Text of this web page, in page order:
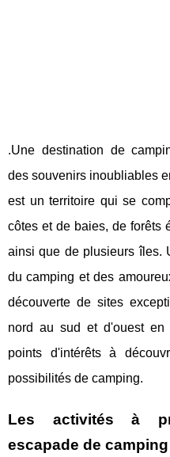
.Une destination de
des souvenirs inoubliables
est un territoire qui se
côtes et de baies, de forêts
ainsi que de plusieurs îles.
du camping et des
découverte de sites
nord au sud et d'ouest
points d'intérêts à
possibilités de camping.
Les activités à
escapade de